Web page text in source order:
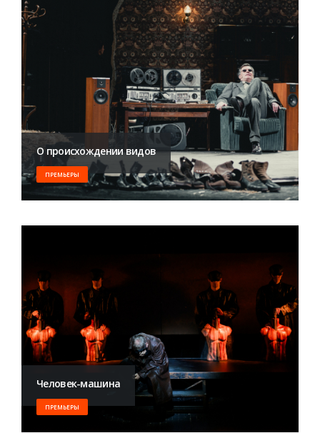
О происхождении видов
ПРЕМЬЕРЫ
Человек-машина
ПРЕМЬЕРЫ